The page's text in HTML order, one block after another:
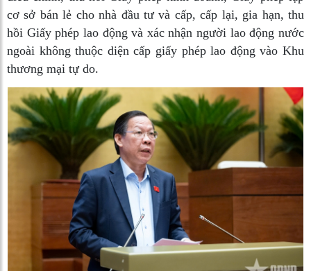
cơ sở bán lẻ cho nhà đầu tư và cấp, cấp lại, gia hạn, thu
hồi Giấy phép lao động và xác nhận người lao động nước
ngoài không thuộc diện cấp giấy phép lao động vào Khu
thương mại tự do.